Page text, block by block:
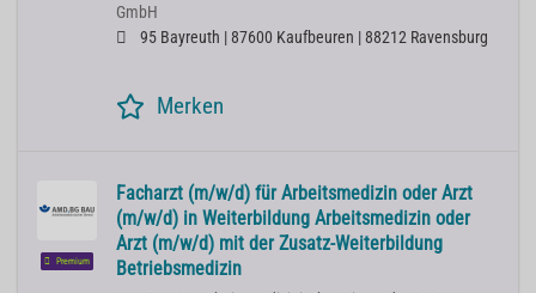
GmbH
95 Bayreuth | 87600 Kaufbeuren | 88212 Ravensburg
Merken
Premium
Facharzt (m/w/d) für Arbeitsmedizin oder Arzt
(m/w/d) in Weiterbildung Arbeitsmedizin oder
Arzt (m/w/d) mit der Zusatz-Weiterbildung
Betriebsmedizin